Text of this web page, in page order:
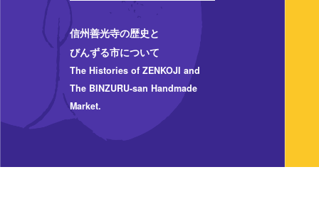
信州善光寺の歴史と
びんずる市について
The Histories of ZENKOJI and
The BINZURU-san Handmade
Market.